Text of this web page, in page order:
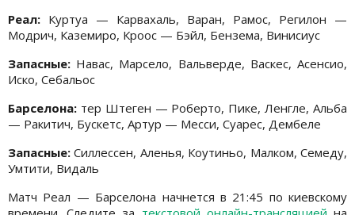
Реал: Куртуа — Карвахаль, Варан, Рамос, Регилон —
Модрич, Каземиро, Кроос — Бэйл, Бензема, Винисиус
Запасные: Навас, Марсело, Вальверде, Васкес, Асенсио,
Иско, Себальос
Барселона: тер Штеген — Роберто, Пике, Ленгле, Альба
— Ракитич, Бускетс, Артур — Месси, Суарес, Дембеле
Запасные: Силлессен, Аленья, Коутиньо, Малком, Семеду,
Умтити, Видаль
Матч Реал — Барселона начнется в 21:45 по киевскому